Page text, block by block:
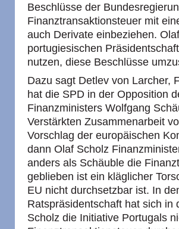
Beschlüsse der
Finanztransaktionsteuer mit
auch Derivate einbeziehen.
portugiesischen
nutzen, diese Beschlüsse
Dazu sagt Detlev von Larcher,
hat die SPD in der Opposition
Finanzministers Wolfgang
Verstärkten Zusammenarbeit
Vorschlag der europäischen
dann Olaf Scholz
anders als Schäuble die
geblieben ist ein kläglicher
EU nicht durchsetzbar ist. In
Ratspräsidentschaft hat sich in
Scholz die Initiative Portugals